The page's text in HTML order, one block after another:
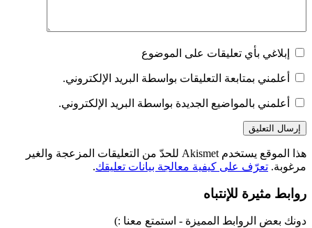
إبلاغي بأي تعليقات على الموضوع
أعلمني بمتابعة التعليقات بواسطة البريد الإلكتروني.
أعلمني بالمواضيع الجديدة بواسطة البريد الإلكتروني.
هذا الموقع يستخدم Akismet للحدّ من التعليقات المزعجة والغير
مرغوبة. تعرّف على كيفية معالجة بيانات تعليقك.
روابط مثيرة للإنتباه
دونك بعض الروابط المميزة - استمتع معنا :)